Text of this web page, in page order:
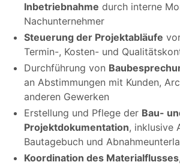
Inbetriebnahme durch interne
Nachunternehmer
Steuerung der Projektabläufe
Termin-, Kosten- und
Durchführung von
an Abstimmungen mit Kunden,
anderen Gewerken
Erstellung und Pflege der Bau-
Projektdokumentation, inklusive
Bautagebuch und
Koordination des Materialflusses